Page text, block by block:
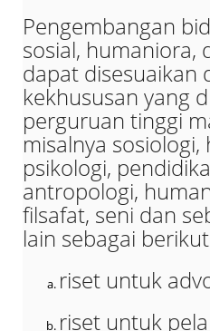
Pengembangan
sosial, humaniora,
dapat disesuaikan
kekhususan yang
perguruan tinggi
misalnya
psikologi,
antropologi,
filsafat, seni dan
lain sebagai
riset untuk
riset untuk